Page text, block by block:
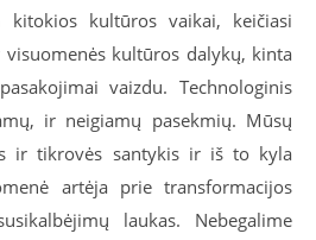
kitokios kultūros vaikai, keičiasi
kultūros dalykų, kinta
vaizdu. Technologinis
ir neigiamų pasekmių. Mūsų
ir tikrovės santykis ir iš to kyla
artėja prie transformacijos
laukas. Nebegalime